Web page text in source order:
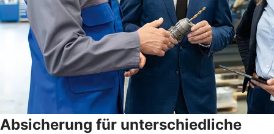
Absicherung für unterschiedliche